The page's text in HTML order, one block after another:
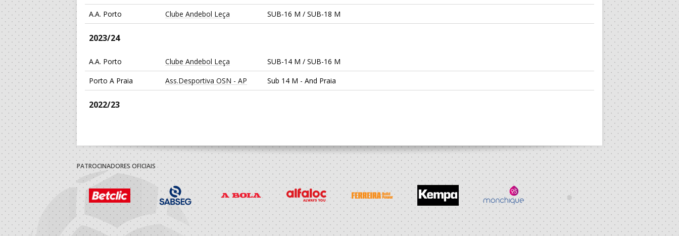
A.A. Porto Clube Andebol Leça SUB-16 M / SUB-18 M
2023/24
A.A. Porto Clube Andebol Leça
SUB-14 M / SUB-16 M
Porto A Praia
Ass.Desportiva OSN - AP Sub 14 M - And Praia
2022/23
2021/22
A.A. Porto Clube Andebol Leça Minis M / SUB-14 M
PATROCINADORES OFICIAIS